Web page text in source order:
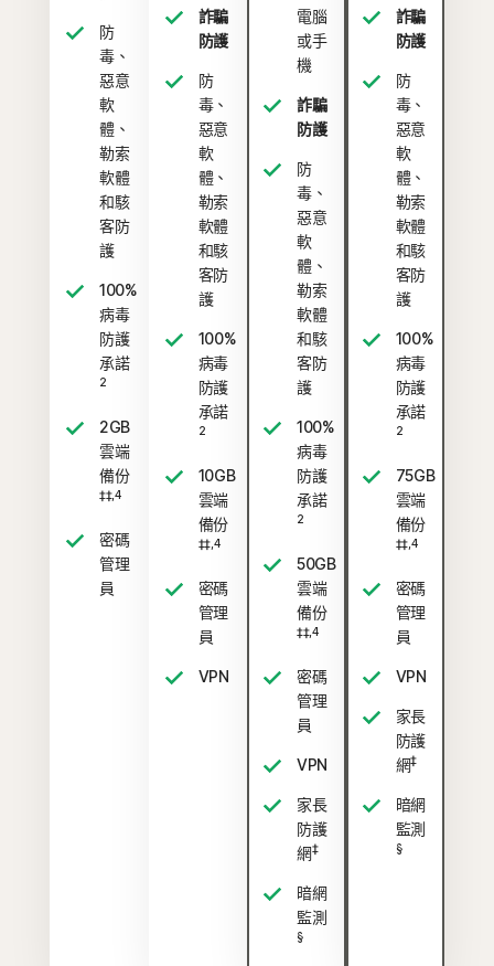
防
毒、
惡意
軟
體、
勒索
軟體
和駭
客防
護
100%
病毒
防護
承諾
2
2GB
雲端
備份
‡‡,4
密碼
管理
員
詐騙
防護
防
毒、
惡意
軟
體、
勒索
軟體
和駭
客防
護
100%
病毒
防護
承諾
2
10GB
雲端
備份
‡‡,4
密碼
管理
員
VPN
電腦
或手
機
詐騙
防護
防
毒、
惡意
軟
體、
勒索
軟體
和駭
客防
護
100%
病毒
防護
承諾
2
50GB
雲端
備份
‡‡,4
密碼
管理
員
VPN
家長
防護
網‡
暗網
監測
§
詐騙
防護
防
毒、
惡意
軟
體、
勒索
軟體
和駭
客防
護
100%
病毒
防護
承諾
2
75GB
雲端
備份
‡‡,4
密碼
管理
員
VPN
家長
防護
網‡
暗網
監測
§